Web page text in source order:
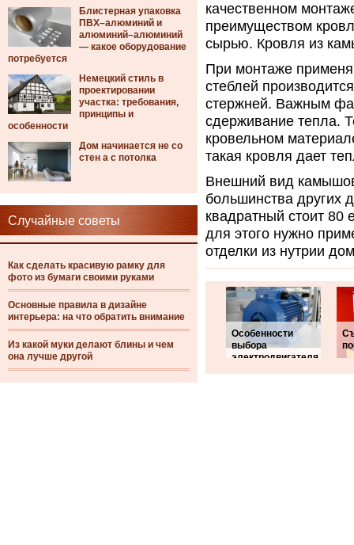
Блистерная упаковка
ПВХ–алюминий и
алюминий–алюминий
— какое оборудование
потребуется
Немецкий стиль в
проектировании
участка: требования,
принципы и
особенности
Дом начинается не со
стен а с потолка
Случайные советы
Как сделать красивую рамку для
фото из бумаги своими руками
Основные правила в дизайне
интерьера: на что обратить внимание
Из какой муки делают блины и чем
она лучше другой
качественном
преимуществом
сырью. Кровля из
При монтаже
стеблей
стержней. Важным
сдерживание тепла.
кровельном
такая кровля дает
Внешний вид
большинства других
квадратный стоит 80
для этого нужно
отделки из нутрии
Особенности
выбора
электродвигателя